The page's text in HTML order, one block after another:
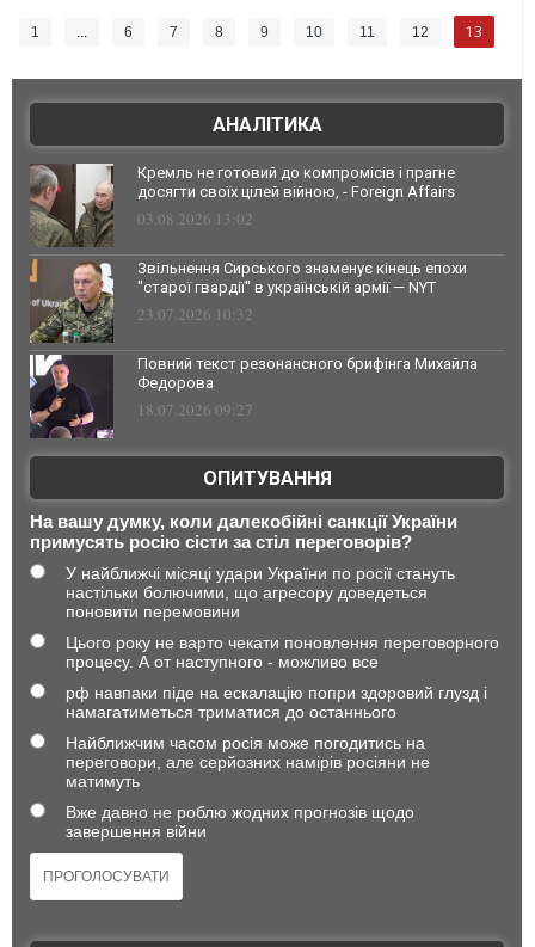
1 ... 6 7 8 9 10 11 12 13
АНАЛІТИКА
Кремль не готовий до компромісів і прагне
досягти своїх цілей війною, - Foreign Affairs
03.08.2026 13:02
Звільнення Сирського знаменує кінець епохи
"старої гвардії" в українській армії — NYT
23.07.2026 10:32
Повний текст резонансного брифінга Михайла
Федорова
18.07.2026 09:27
ОПИТУВАННЯ
На вашу думку, коли далекобійні санкції України
примусять росію сісти за стіл переговорів?
У найближчі місяці удари України по росії стануть
настільки болючими, що агресору доведеться
поновити перемовини
Цього року не варто чекати поновлення переговорного
процесу. А от наступного - можливо все
рф навпаки піде на ескалацію попри здоровий глузд і
намагатиметься триматися до останнього
Найближчим часом росія може погодитись на
переговори, але серйозних намірів росіяни не
матимуть
Вже давно не роблю жодних прогнозів щодо
завершення війни